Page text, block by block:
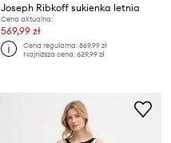
Joseph Ribkoff sukienka letnia
Cena aktualna:
569,99 zł
Cena regularna:869,99 zł
Najniższa cena:629,99 zł